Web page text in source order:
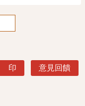
印 意見回饋